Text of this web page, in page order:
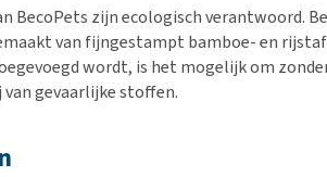
BecoPets zijn ecologisch verantwoord.
van fijngestampt bamboe- en
wordt, is het mogelijk om
gevaarlijke stoffen.